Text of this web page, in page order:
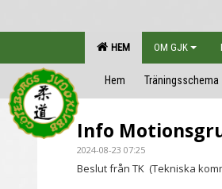
HEM OM GJK
Hem Träningsschema
Info
2024-08-23 07:25
Beslut från TK (Tekniska